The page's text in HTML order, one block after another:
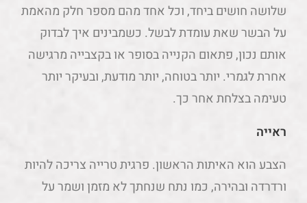
שלושה חושים ביחד, וכל אחד מהם מספר חלק מהאמת
על הבשר שאת עומדת לבשל. כשמבינים איך לבדוק
אותם נכון, פתאום הקנייה בסופר או בקצבייה מרגישה
אחרת לגמרי. יותר בטוחה, יותר מודעת, ובעיקר יותר
טעימה בצלחת אחר כך.
ראייה
הצבע הוא האיתות הראשון. פרגית טרייה צריכה להיות
ורדרדה ובהירה, כמו נתח שנחתך לא מזמן ושמר על